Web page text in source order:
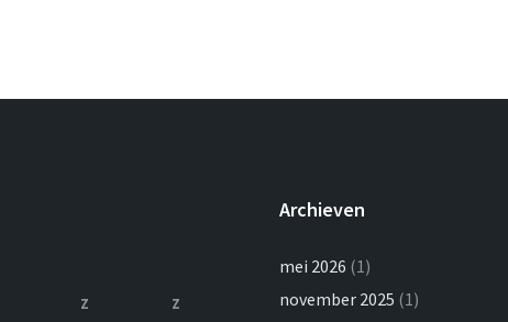
Z
Z
Archieven
mei 2026 (1)
november 2025 (1)